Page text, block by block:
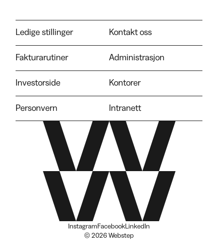
Ledige stillinger
Fakturarutiner
Investorside
Personvern
Kontakt oss
Administrasjon
Kontorer
Intranett
© 2026 Webstep
InstagramFacebookLinkedIn